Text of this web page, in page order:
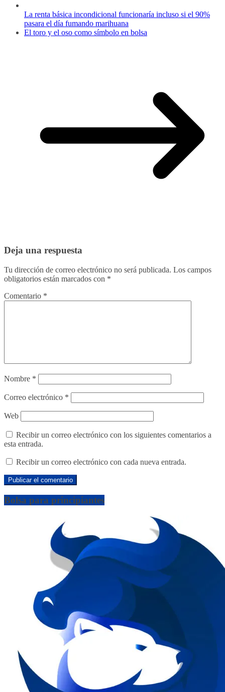
La renta básica incondicional funcionaría incluso si el 90%
pasara el día fumando marihuana
El toro y el oso como símbolo en bolsa
Deja una respuesta
Tu dirección de correo electrónico no será publicada. Los campos
obligatorios están marcados con *
Comentario *
Nombre *
Correo electrónico *
Web
Recibir un correo electrónico con los siguientes comentarios a
esta entrada.
Recibir un correo electrónico con cada nueva entrada.
Bolsa para principiantes